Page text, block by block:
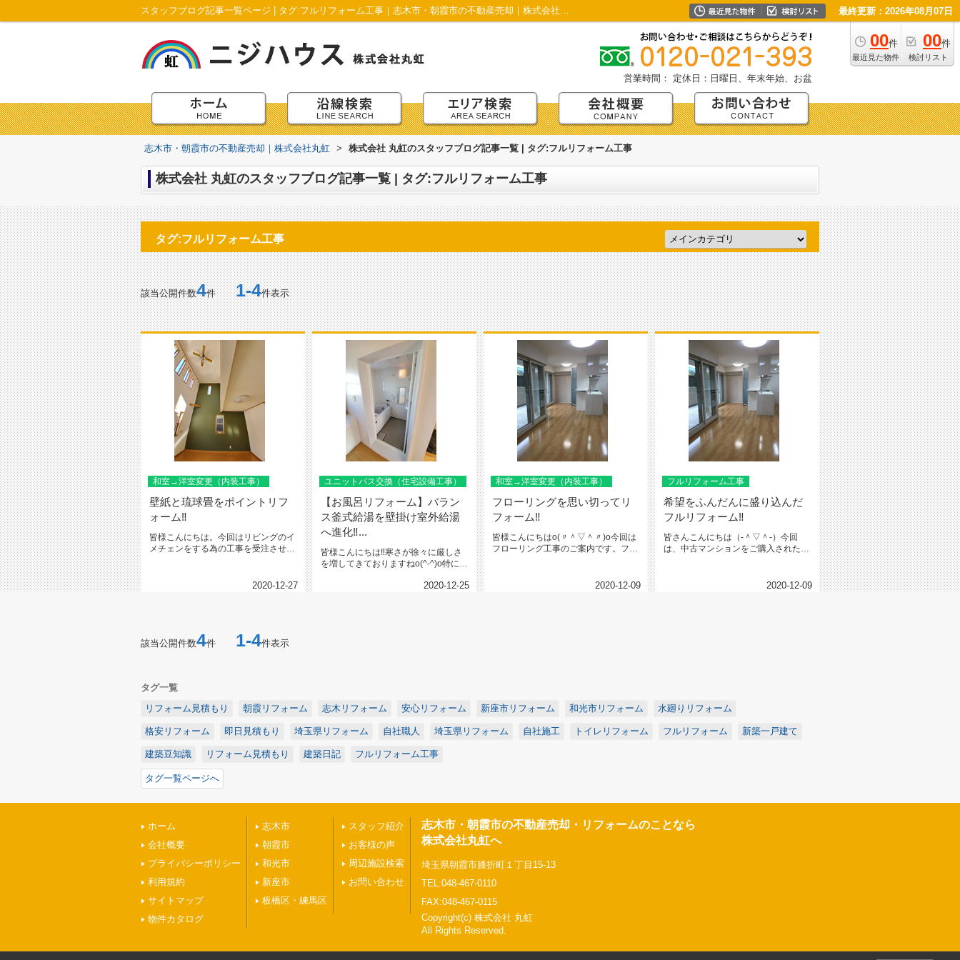
スタッフブログ記事一覧ページ | タグ:フルリフォーム工事｜志木市・朝霞市の不動産売却｜株式会社丸虹 最終更新：2026年08月07日
00件
最近見た物件
00件
検討リスト
営業時間： 定休日：日曜日、年末年始、お盆
志木市・朝霞市の不動産売却｜株式会社丸虹 > 株式会社 丸虹のスタッフブログ記事一覧 | タグ:フルリフォーム工事
株式会社 丸虹のスタッフブログ記事一覧 | タグ:フルリフォーム工事
タグ:フルリフォーム工事
該当公開件数4件1-4件表示
和室→洋室変更（内装工事）
壁紙と琉球畳をポイントリフ
ォーム‼
皆様こんにちは。今回はリビングのイ
メチェンをする為の工事を受注させて
2020-12-27
ユニットバス交換（住宅設備工事）
【お風呂リフォーム】バラン
ス釜式給湯を壁掛け室外給湯
へ進化‼...
皆様こんにちは‼寒さが徐々に厳しさ
を増してきておりますねo(^-^)o特に朝
2020-12-25
和室→洋室変更（内装工事）
フローリングを思い切ってリ
フォーム‼
皆様こんにちはo(〃＾▽＾〃)o今回は
フローリング工事のご案内です。フロ
2020-12-09
フルリフォーム工事
希望をふんだんに盛り込んだ
フルリフォーム‼
皆さんこんにちは（‐＾▽＾‐）今回
は、中古マンションをご購入されたお
2020-12-09
該当公開件数4件 1-4件表示
タグ一覧
リフォーム見積もり
朝霞リフォーム 志木リフォーム 安心リフォーム 新座市リフォーム 和光市リフォーム 水廻りリフォーム
格安リフォーム 即日見積もり 埼玉県リフォーム 自社職人 埼玉県リフォーム 自社施工 トイレリフォーム フルリフォーム 新築一戸建て
建築豆知識 リフォーム見積もり 建築日記 フルリフォーム工事
タグ一覧ページへ
ホーム
会社概要
プライバシーポリシー
利用規約
サイトマップ
物件カタログ
志木市
朝霞市
和光市
新座市
板橋区・練馬区
スタッフ紹介
お客様の声
周辺施設検索
お問い合わせ
志木市・朝霞市の不動産売却・リフォームのことなら
株式会社丸虹へ
埼玉県朝霞市膝折町１丁目15-13
TEL:048-467-0110
FAX:048-467-0115
Copyright(c) 株式会社 丸虹
All Rights Reserved.